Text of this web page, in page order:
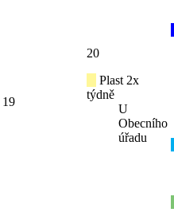
19
20
Plast 2x
týdně
U
Obecního
úřadu